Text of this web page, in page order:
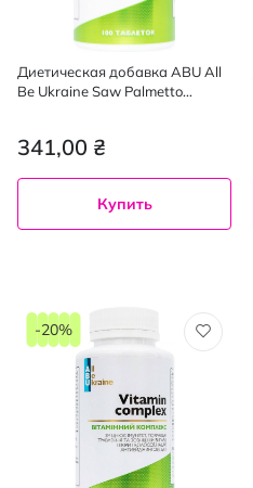
Диетическая добавка ABU All
Be Ukraine Saw Palmetto
здоровья 100 шт.
341,00 ₴
Купить
-20%